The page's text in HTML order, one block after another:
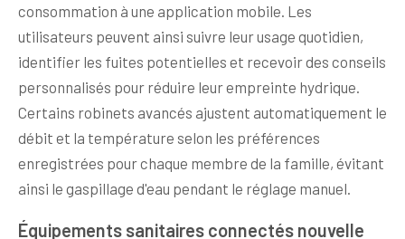
consommation à une application mobile. Les
utilisateurs peuvent ainsi suivre leur usage quotidien,
identifier les fuites potentielles et recevoir des conseils
personnalisés pour réduire leur empreinte hydrique.
Certains robinets avancés ajustent automatiquement le
débit et la température selon les préférences
enregistrées pour chaque membre de la famille, évitant
ainsi le gaspillage d'eau pendant le réglage manuel.
Équipements sanitaires connectés nouvelle